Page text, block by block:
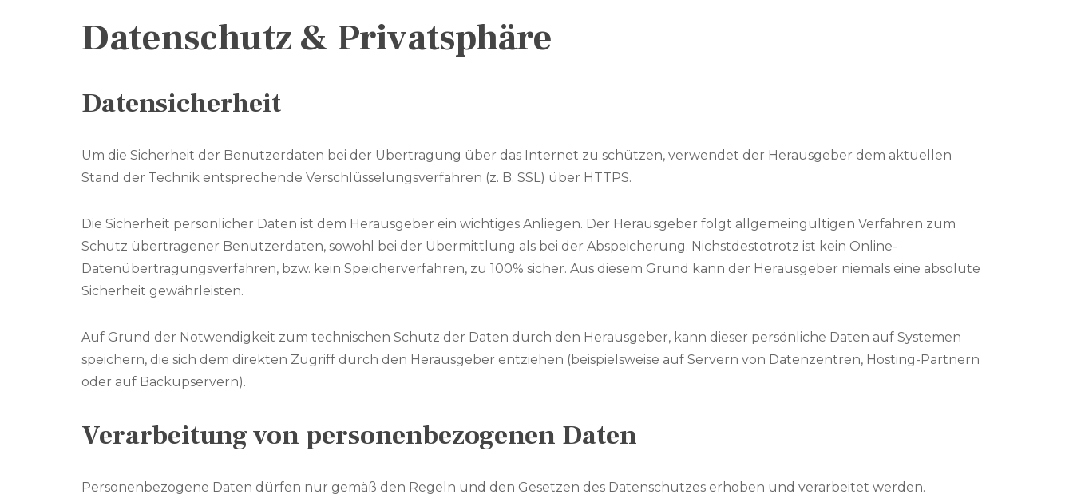
Datenschutz & Privatsphäre
Datensicherheit
Um die Sicherheit der Benutzerdaten bei der Übertragung über das Internet zu schützen, verwendet der Herausgeber dem aktuellen
Stand der Technik entsprechende Verschlüsselungsverfahren (z. B. SSL) über HTTPS.
Die Sicherheit persönlicher Daten ist dem Herausgeber ein wichtiges Anliegen. Der Herausgeber folgt allgemeingültigen Verfahren zum
Schutz übertragener Benutzerdaten, sowohl bei der Übermittlung als bei der Abspeicherung. Nichstdestotrotz ist kein Online-
Datenübertragungsverfahren, bzw. kein Speicherverfahren, zu 100% sicher. Aus diesem Grund kann der Herausgeber niemals eine absolute
Sicherheit gewährleisten.
Auf Grund der Notwendigkeit zum technischen Schutz der Daten durch den Herausgeber, kann dieser persönliche Daten auf Systemen
speichern, die sich dem direkten Zugriff durch den Herausgeber entziehen (beispielsweise auf Servern von Datenzentren, Hosting-Partnern
oder auf Backupservern).
Verarbeitung von personenbezogenen Daten
Personenbezogene Daten dürfen nur gemäß den Regeln und den Gesetzen des Datenschutzes erhoben und verarbeitet werden.